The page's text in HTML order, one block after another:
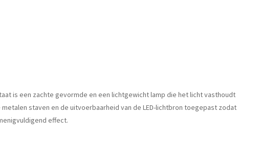
is een zachte gevormde en een lichtgewicht lamp die het licht vasthoudt
staven en de uitvoerbaarheid van de LED-lichtbron toegepast zodat
effect.